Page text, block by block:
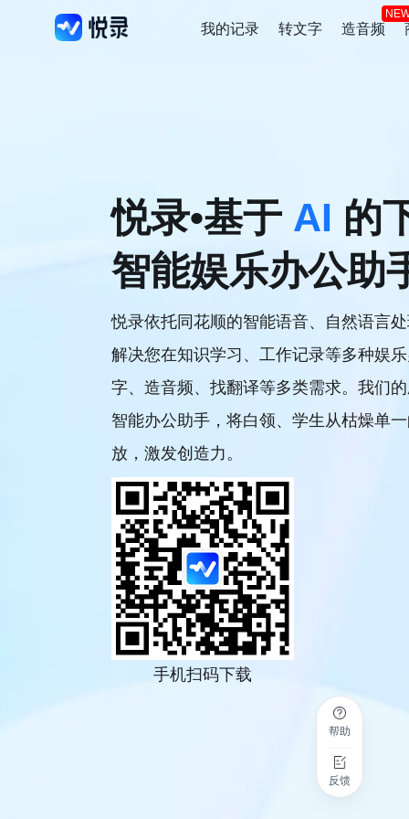
我的记录 转文字 造音频
悦录•基于 AI 的
智能娱乐办公助
悦录依托同花顺的智能语音、自然语言
解决您在知识学习、工作记录等多种娱
字、造音频、找翻译等多类需求。我们
智能办公助手，将白领、学生从枯燥单
放，激发创造力。
手机扫码下载
帮助
反馈